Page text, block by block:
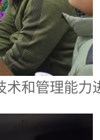
术和管理能力